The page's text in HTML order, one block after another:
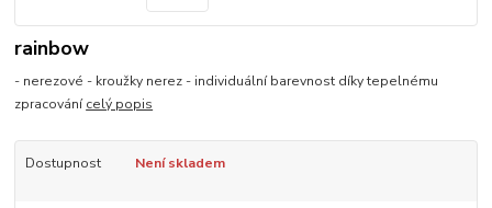
rainbow
- nerezové - kroužky nerez - individuální barevnost díky tepelnému
zpracovánícelý popis
Dostupnost Není skladem